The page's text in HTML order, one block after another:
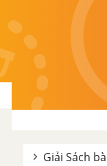
Giải Sách